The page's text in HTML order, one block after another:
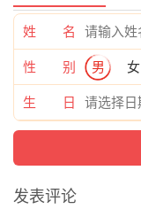
姓 名
性 别 男 女
生 日
发表评论